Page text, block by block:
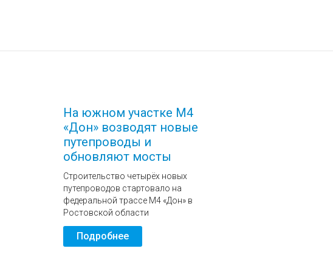
На южном участке М4
«Дон» возводят новые
путепроводы и
обновляют мосты
Строительство четырёх новых
путепроводов стартовало на
федеральной трассе М4 «Дон» в
Ростовской области
Подробнее